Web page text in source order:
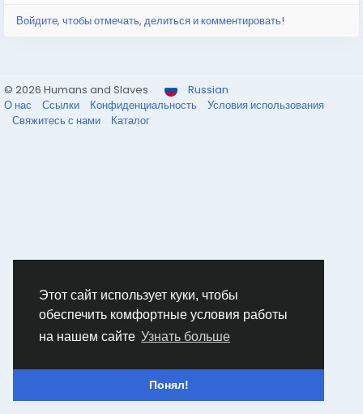
Этот сайт использует куки, чтобы
обеспечить комфортные условия работы
на нашем сайте Узнать больше
Понял!
Войдите, чтобы отмечать, делиться и комментировать!
© 2026 Humans and Slaves
Russian
О нас
Ссылки Конфиденциальность
Условия использования
Свяжитесь с нами
Каталог